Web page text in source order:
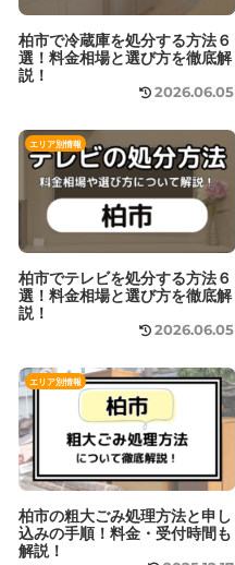
柏市で冷蔵庫を処分する方法６
選！料金相場と選び方を徹底解
説！
2026.06.05
エリア別情報
柏市でテレビを処分する方法６
選！料金相場と選び方を徹底解
説！
2026.06.05
エリア別情報
柏市の粗大ごみ処理方法と申し
込みの手順！料金・受付時間も
解説！